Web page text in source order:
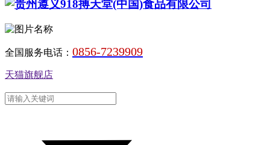
全国服务电话： 0856-7239909
天猫旗舰店